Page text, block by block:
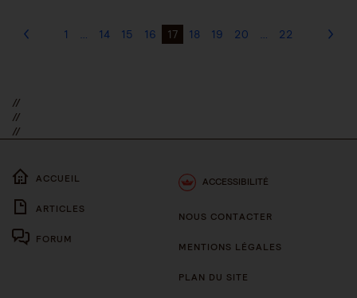
1 … 14 15 16 17 18 19 20 … 22
//
//
//
ACCUEIL
ARTICLES
FORUM
ACCESSIBILITÉ
NOUS CONTACTER
MENTIONS LÉGALES
PLAN DU SITE